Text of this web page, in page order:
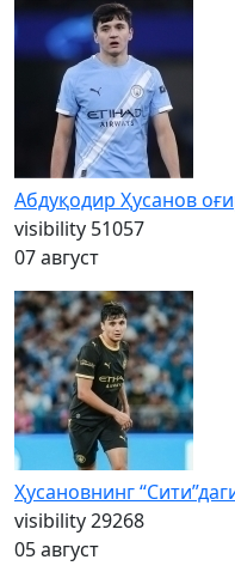
Абдуқодир Ҳусанов
visibility 51057
07 август
Ҳусановнинг
visibility29268
05 август